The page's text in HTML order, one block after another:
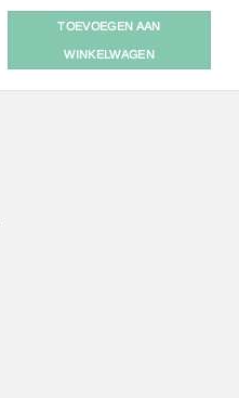
TOEVOEGEN AAN
WINKELWAGEN